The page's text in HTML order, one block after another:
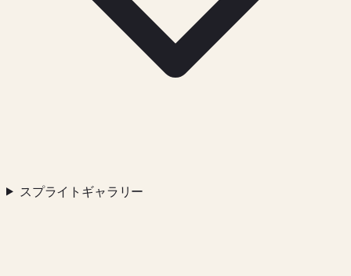
スプライトギャラリー